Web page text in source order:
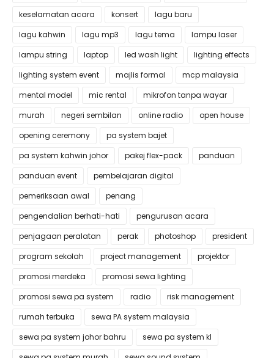
keselamatan acara
konsert
lagu baru
lagu kahwin
lagu mp3 lagu tema
lampu laser
lampu string
laptop led wash light
lighting effects
lighting system event
majlis formal
mcp malaysia
mental model
mic rental
mikrofon tanpa wayar
murah
negeri sembilan online radio
open house
opening ceremony
pa system bajet
pa system kahwin johor
pakej flex-pack
panduan
panduan event
pembelajaran digital
pemeriksaan awal
penang
pengendalian berhati-hati
pengurusan acara
penjagaan peralatan
perak photoshop
president
program sekolah
project management
projektor
promosi merdeka
promosi sewa lighting
promosi sewa pa system
radio
risk management
rumah terbuka
sewa PA system malaysia
sewa pa system johor bahru
sewa pa system kl